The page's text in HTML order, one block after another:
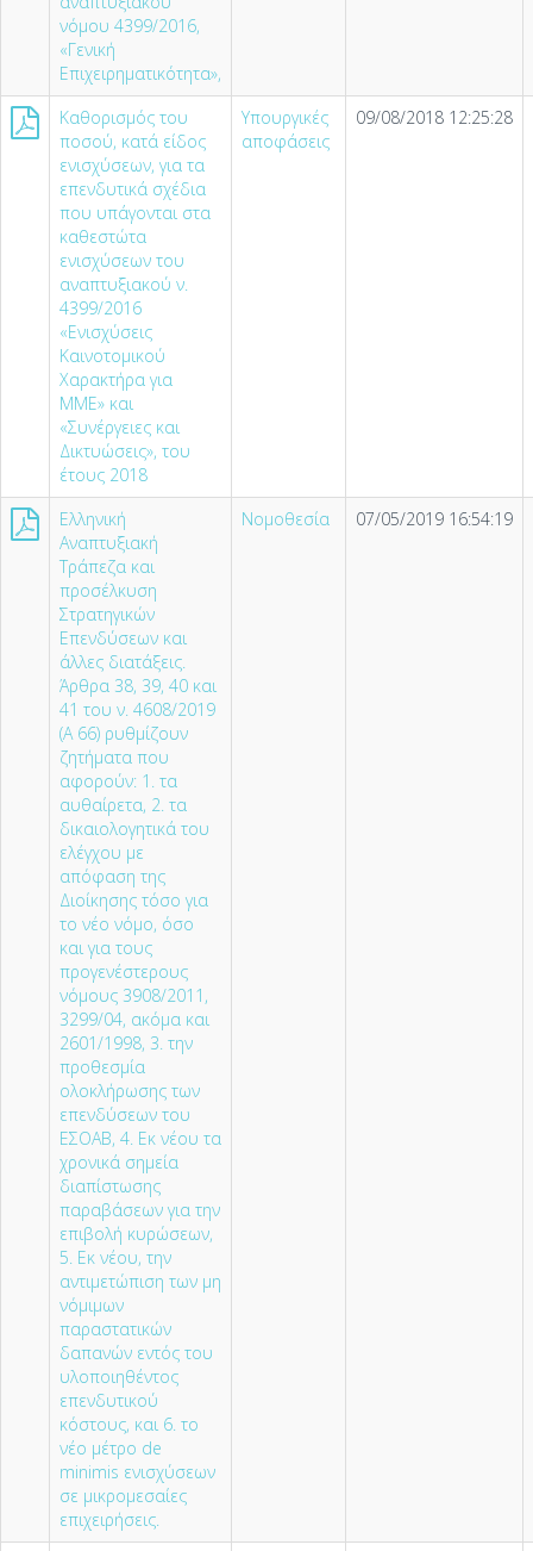
νόμου 4399/2016,
«Γενική
Επιχειρηματικότητα»,
Καθορισμός του
ποσού, κατά είδος
ενισχύσεων, για τα
επενδυτικά σχέδια
που υπάγονται στα
καθεστώτα
ενισχύσεων του
αναπτυξιακού ν.
4399/2016
«Ενισχύσεις
Καινοτομικού
Χαρακτήρα για
MME» και
«Συνέργειες και
Δικτυώσεις», του
έτους 2018
Υπουργικές
αποφάσεις
09/08/2018 12:25:28
Ελληνική
Αναπτυξιακή
Τράπεζα και
προσέλκυση
Στρατηγικών
Επενδύσεων και
άλλες διατάξεις.
Άρθρα 38, 39, 40 και
41 του ν. 4608/2019
(Α 66) ρυθμίζουν
ζητήματα που
αφορούν: 1. τα
αυθαίρετα, 2. τα
δικαιολογητικά του
ελέγχου με
απόφαση της
Διοίκησης τόσο για
το νέο νόμο, όσο
και για τους
προγενέστερους
νόμους 3908/2011,
3299/04, ακόμα και
2601/1998, 3. την
προθεσμία
ολοκλήρωσης των
επενδύσεων του
ΕΣΟΑΒ, 4. Εκ νέου τα
χρονικά σημεία
διαπίστωσης
παραβάσεων για την
επιβολή κυρώσεων,
5. Εκ νέου, την
αντιμετώπιση των μη
νόμιμων
παραστατικών
δαπανών εντός του
υλοποιηθέντος
επενδυτικού
κόστους, και 6. το
νέο μέτρο de
minimis ενισχύσεων
σε μικρομεσαίες
επιχειρήσεις.
Νομοθεσία 07/05/2019 16:54:19